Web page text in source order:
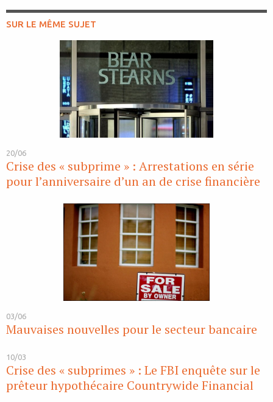
SUR LE MÊME SUJET
20/06
Crise des « subprime » : Arrestations en série
pour l’anniversaire d’un an de crise financière
03/06
Mauvaises nouvelles pour le secteur bancaire
10/03
Crise des « subprimes » : Le FBI enquête sur le
prêteur hypothécaire Countrywide Financial